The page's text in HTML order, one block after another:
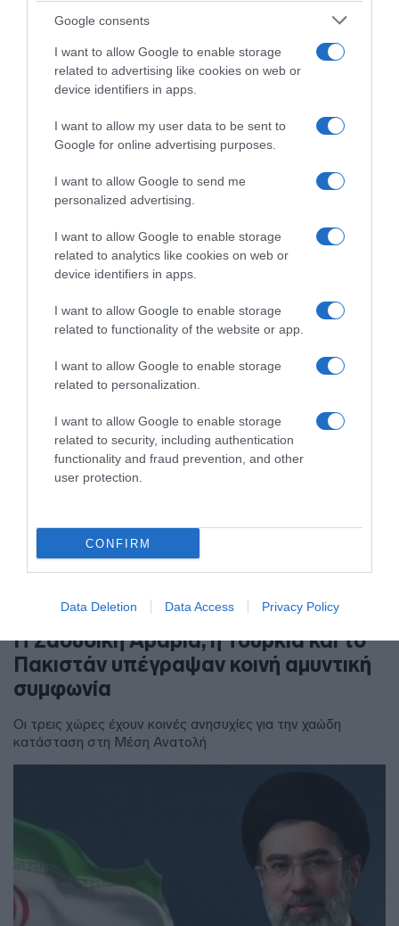
Google consents
I want to allow Google to enable storage
related to advertising like cookies on web or
device identifiers in apps.
I want to allow my user data to be sent to
Google for online advertising purposes.
I want to allow Google to send me
personalized advertising.
I want to allow Google to enable storage
related to analytics like cookies on web or
device identifiers in apps.
I want to allow Google to enable storage
related to functionality of the website or app.
I want to allow Google to enable storage
related to personalization.
I want to allow Google to enable storage
related to security, including authentication
functionality and fraud prevention, and other
user protection.
CONFIRM
Data Deletion Data Access Privacy Policy
ΔΙΕΘΝΗ
Εξαρθρώθηκε μεγάλο κύκλωμα
διακινητών στην Ισπανία –
Μετέφεραν ναρκωτικά προς την
Αλγερία και μετανάστες προς την
Ευρώπη
Οι ισπανικές αρχές προχώρησαν σε 78 συλλήψεις - Πώς
γίνονταν οι επικίνδυνες θαλάσσιες διελεύσεις
Η Σαουδική Αραβία, η Τουρκία και το
Πακιστάν υπέγραψαν κοινή αμυντική
συμφωνία
Οι τρεις χώρες έχουν κοινές ανησυχίες για την χαώδη
κατάσταση στη Μέση Ανατολή